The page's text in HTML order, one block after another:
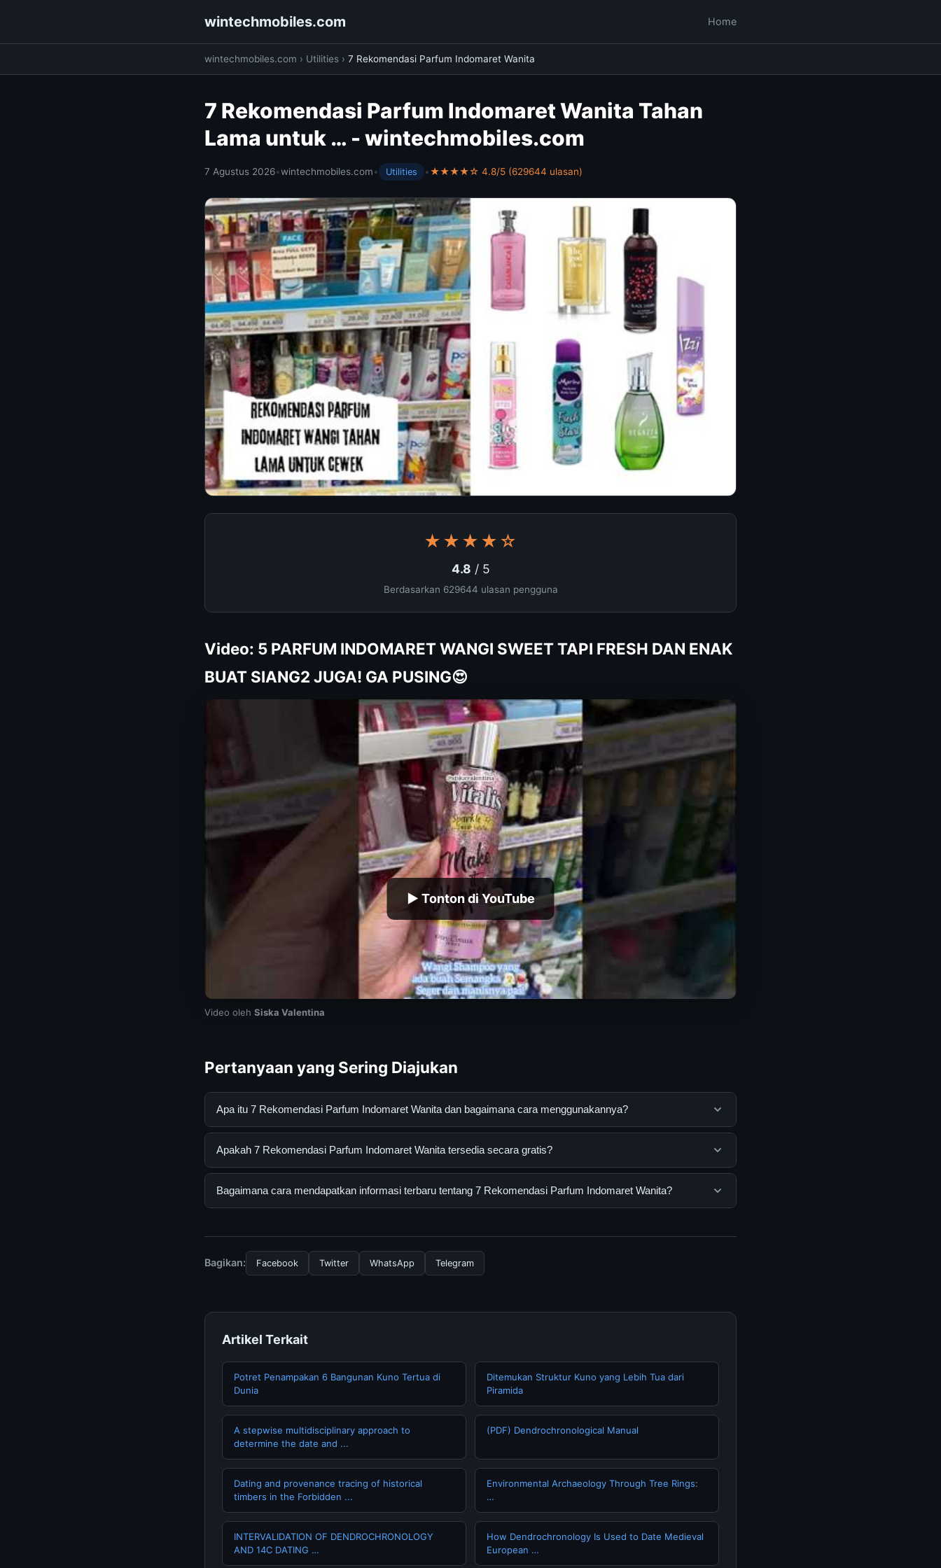
wintechmobiles.com Home
wintechmobiles.com › Utilities › 7 Rekomendasi Parfum Indomaret Wanita
7 Rekomendasi Parfum Indomaret Wanita Tahan
Lama untuk … - wintechmobiles.com
7 Agustus 2026•wintechmobiles.com• Utilities •★★★★☆ 4.8/5 (629644 ulasan)
★★★★☆
4.8 / 5
Berdasarkan 629644 ulasan pengguna
Video: 5 PARFUM INDOMARET WANGI SWEET TAPI FRESH DAN ENAK
BUAT SIANG2 JUGA! GA PUSING😍
▶ Tonton di YouTube
Video oleh Siska Valentina
Pertanyaan yang Sering Diajukan
Apa itu 7 Rekomendasi Parfum Indomaret Wanita dan bagaimana cara menggunakannya?
7 Rekomendasi Parfum Indomaret Wanita adalah layanan digital yang dirancang untuk membantu pengguna
resmi dan mengikuti panduan yang tersedia.
Apakah 7 Rekomendasi Parfum Indomaret Wanita tersedia secara gratis?
Ya, 7 Rekomendasi Parfum Indomaret Wanita dapat diakses secara gratis oleh semua pengguna. Tidak ada
Bagaimana cara mendapatkan informasi terbaru tentang 7 Rekomendasi Parfum Indomaret Wanita?
dan terpercaya.
Bagikan: Facebook Twitter WhatsApp Telegram
Artikel Terkait
Potret Penampakan 6 Bangunan Kuno Tertua di
Dunia
Ditemukan Struktur Kuno yang Lebih Tua dari
Piramida
A stepwise multidisciplinary approach to
determine the date and ...
(PDF) Dendrochronological Manual
Dating and provenance tracing of historical
timbers in the Forbidden ...
Environmental Archaeology Through Tree Rings:
…
INTERVALIDATION OF DENDROCHRONOLOGY
AND 14C DATING …
How Dendrochronology Is Used to Date Medieval
European …